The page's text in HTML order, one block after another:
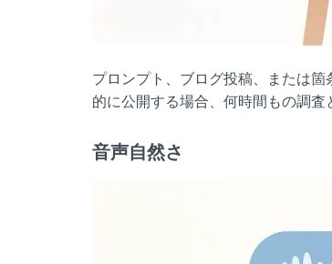
プロンプト、ブログ投稿、または
的に公開する場合、何時間もの調査
音声自然さ